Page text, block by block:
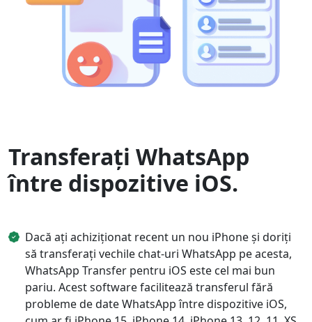
Transferați WhatsApp
între dispozitive iOS.
Dacă ați achiziționat recent un nou iPhone și doriți
să transferați vechile chat-uri WhatsApp pe acesta,
WhatsApp Transfer pentru iOS este cel mai bun
pariu. Acest software facilitează transferul fără
probleme de date WhatsApp între dispozitive iOS,